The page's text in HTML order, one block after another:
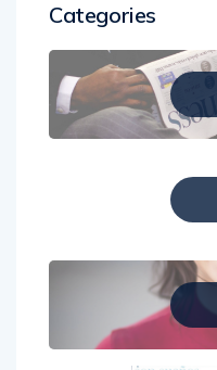
Categories